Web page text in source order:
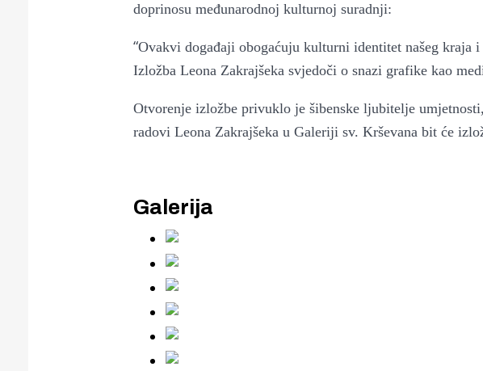
doprinosu međunarodnoj kulturnoj suradnji:
“Ovakvi događaji obogaćuju kulturni identitet našeg
Izložba Leona Zakrajšeka svjedoči o snazi grafike kao
Otvorenje izložbe privuklo je šibenske ljubitelje
radovi Leona Zakrajšeka u Galeriji sv. Krševana bit će
Galerija